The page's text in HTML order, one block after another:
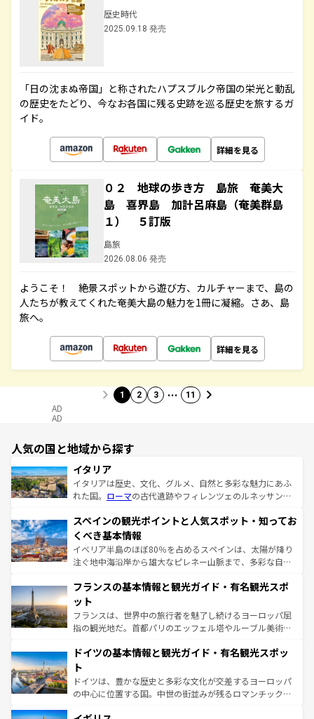
歴史時代
2025.09.18 発売
「日の沈まぬ帝国」と称されたハプスブルク帝国の栄光と動乱
の歴史をたどり、今なお各国に残る史跡を巡る歴史を旅するガ
イド。
詳細を見る
０２ 地球の歩き方 島旅 奄美大
島 喜界島 加計呂麻島（奄美群島
１） ５訂版
島旅
2026.08.06 発売
ようこそ！ 絶景スポットから遊び方、カルチャーまで、島の
人たちが教えてくれた奄美大島の魅力を1冊に凝縮。さあ、島
旅へ。
詳細を見る
1 2 3 … 11
AD
AD
人気の国と地域から探す
イタリア
イタリアは歴史、文化、グルメ、自然と多彩な魅力にあふ
れた国。 ローマの古代遺跡やフィレンツェのルネッサンス
ろん、トスカーナの美しい田園風景やアマルフィ海岸の絶
景など、自然景観も見逃せない。観光の合間には、本場の
ピザやパスタなど、絶品のイタリア料理を堪能することも
できる。朝目覚めてから夜眠るまで、すべての瞬間を楽し
なお、新着のイタリア情報はコンテンツ一覧を参照してほ
しい。
スペインの観光ポイントと人気スポット・知ってお
くべき基本情報
イベリア半島のほぼ80％を占めるスペインは、太陽が降り
注ぐ地中海沿岸から雄大なピレネー山脈まで、多彩な自然
文化が根付くこの国では、情熱的なフラメンコ、熱気あふ
れる闘牛、そして美味しいタパスが生活の一部となってい
る。首都マドリードの洗練された雰囲気や、バルセロナの
アートに溢れた街角から、地方では古代ローマ遺跡や中世
せる。地方によって風土や気候が異なるスペインはその個
ンテンツ一覧 を参照してほしい。
フランスの基本情報と観光ガイド・有名観光スポ
ット
フランスは、世界中の旅行者を魅了し続けるヨーロッパ屈
指の観光地だ。首都パリのエッフェル塔やルーブル美術館
で、幅広い魅力が詰まっている。華麗な宮殿、歴史的な大
聖堂、美しいビーチ、そして豊かな自然が、訪れる者を心
から魅了する。また、フランスは美食の国としても知ら
れ、フランス料理はユネスコ無形文化遺産にも登録されて
香り高いラベンダー畑など、多彩な楽しみ方が可能だ。さ
ドイツの基本情報と観光ガイド・有名観光スポッ
ト
ドイツは、豊かな歴史と多彩な文化が交差するヨーロッパ
の中心に位置する国。中世の街並みが残るロマンチック街